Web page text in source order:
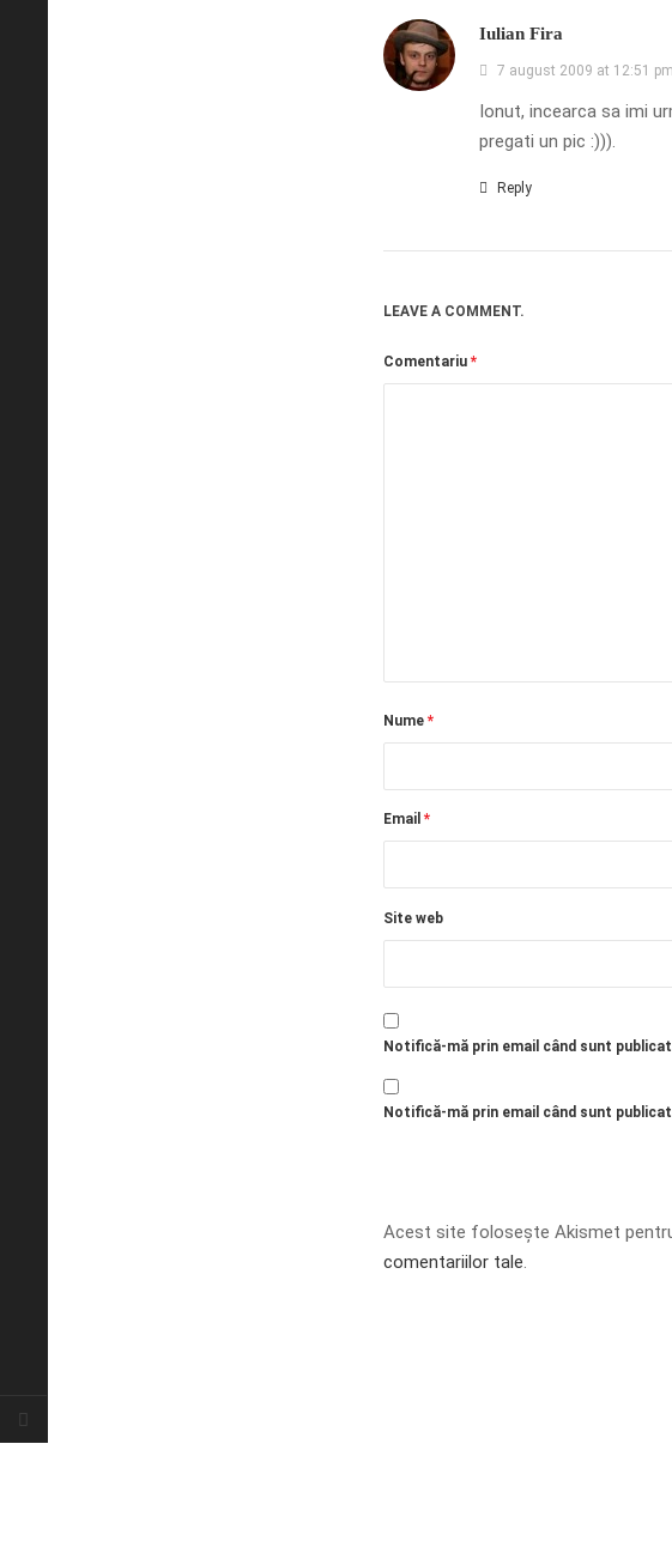
Iulian Fira
7 august 2009 at 12:51 pm
Ionut, incearca sa imi
pregati un pic :))).
Reply
LEAVE A COMMENT.
Comentariu *
Nume *
Email *
Site web
Notifică-mă prin email când sunt
Notifică-mă prin email când sunt
Acest site folosește Akismet
comentariilor tale.